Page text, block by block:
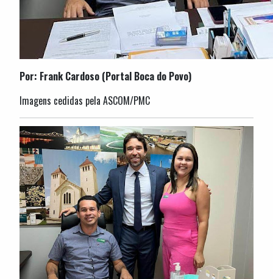
Por: Frank Cardoso (Portal Boca do Povo)
Imagens cedidas pela ASCOM/PMC